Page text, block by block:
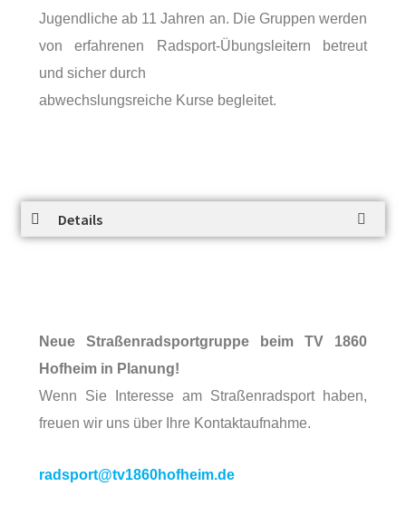
Jugendliche ab 11 Jahren an. Die Gruppen werden
von erfahrenen Radsport-Übungsleitern betreut
und sicher durch
abwechslungsreiche Kurse begleitet.
Details
Neue Straßenradsportgruppe beim TV 1860
Hofheim in Planung!
Wenn Sie Interesse am Straßenradsport haben,
freuen wir uns über Ihre Kontaktaufnahme.
radsport@tv1860hofheim.de